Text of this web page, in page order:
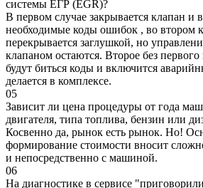
системы ЕГР (EGR)?
В первом случае закрывается клапан и
необходимые коды ошибок , во втором
перекрывается заглушкой, но
клапаном остаются. Второе без
будут биться коды и включится
делается в комплексе.
05
Зависит ли цена процедуры от года
двигателя, типа топлива, бензин или
Косвенно да, рынок есть рынок. Но!
формирование стоимости вносит
и непосредственно с машиной.
06
На диагностике в сервисе